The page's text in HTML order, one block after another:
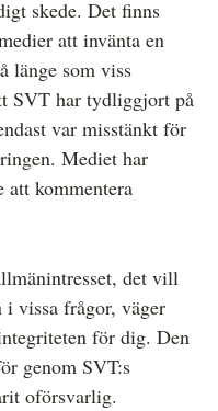
skede. Det finns
att invänta en
länge som viss
SVT har tydliggjort på
var misstänkt för
Mediet har
att kommentera
det vill
vissa frågor, väger
för dig. Den
genom SVT:s
oförsvarlig.